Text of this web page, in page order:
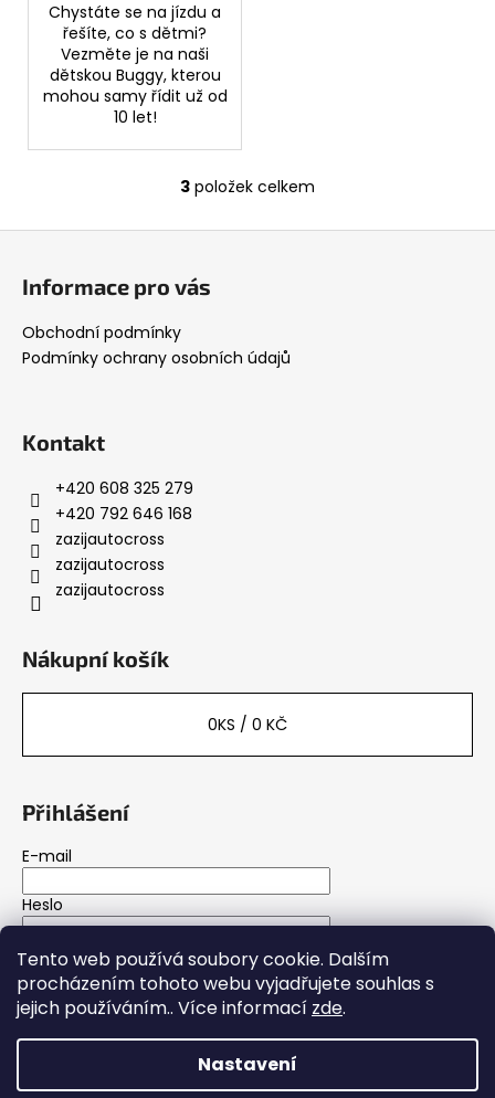
Tento web používá soubory cookie. Dalším
procházením tohoto webu vyjadřujete souhlas s
jejich používáním.. Více informací zde.
Nastavení
Chystáte se na jízdu a
řešíte, co s dětmi?
Vezměte je na naši
dětskou Buggy, kterou
mohou samy řídit už od
10 let!
O
c
í
3 položek celkem
Informace pro vás
Obchodní podmínky
Podmínky ochrany osobních údajů
Kontakt
+420 608 325 279
+420 792 646 168
zazijautocross
zazijautocross
zazijautocross
Nákupní košík
0KS / 0 KČ
Přihlášení
E-mail
Heslo
PŘIHLÁSIT SE
Nová registraceZapomenuté heslo